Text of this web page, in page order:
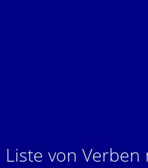
Liste von